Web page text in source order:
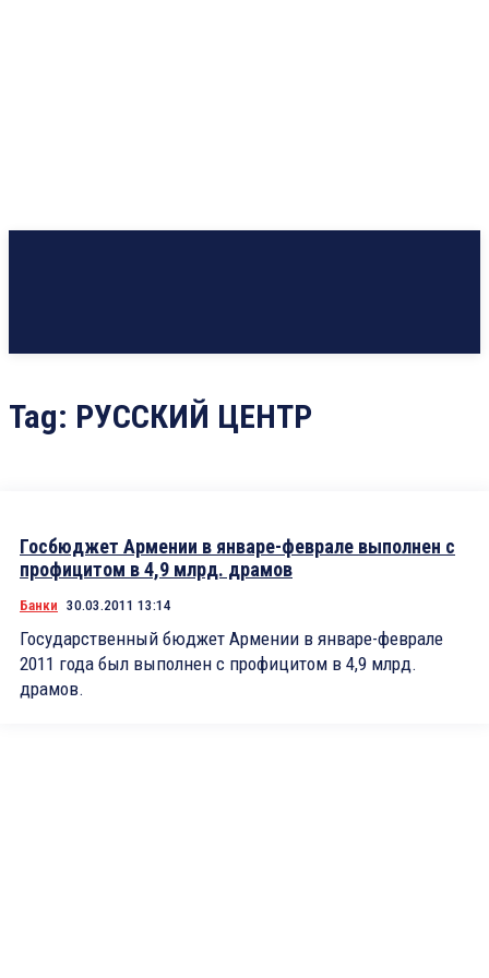
Tag: РУССКИЙ ЦЕНТР
Госбюджет Армении в январе-феврале выполнен с
профицитом в 4,9 млрд. драмов
Банки 30.03.2011 13:14
Государственный бюджет Армении в январе-феврале
2011 года был выполнен с профицитом в 4,9 млрд.
драмов.